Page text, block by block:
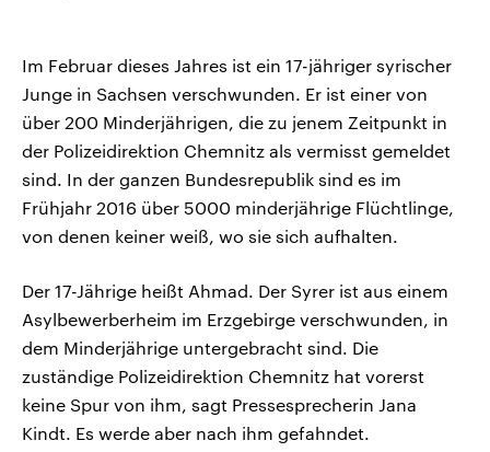
Im Februar dieses Jahres ist ein 17-jähriger syrischer
Junge in Sachsen verschwunden. Er ist einer von
über 200 Minderjährigen, die zu jenem Zeitpunkt in
der Polizeidirektion Chemnitz als vermisst gemeldet
sind. In der ganzen Bundesrepublik sind es im
Frühjahr 2016 über 5000 minderjährige Flüchtlinge,
von denen keiner weiß, wo sie sich aufhalten.
Der 17-Jährige heißt Ahmad. Der Syrer ist aus einem
Asylbewerberheim im Erzgebirge verschwunden, in
dem Minderjährige untergebracht sind. Die
zuständige Polizeidirektion Chemnitz hat vorerst
keine Spur von ihm, sagt Pressesprecherin Jana
Kindt. Es werde aber nach ihm gefahndet.